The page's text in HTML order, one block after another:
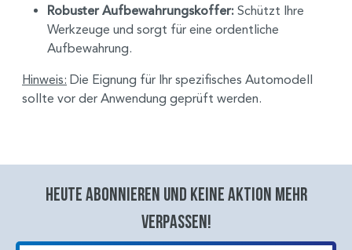
Robuster Aufbewahrungskoffer: Schützt Ihre
Werkzeuge und sorgt für eine ordentliche
Aufbewahrung.
Hinweis: Die Eignung für Ihr spezifisches Automodell
sollte vor der Anwendung geprüft werden.
Heute abonnieren und keine aktion mehr
verpassen!